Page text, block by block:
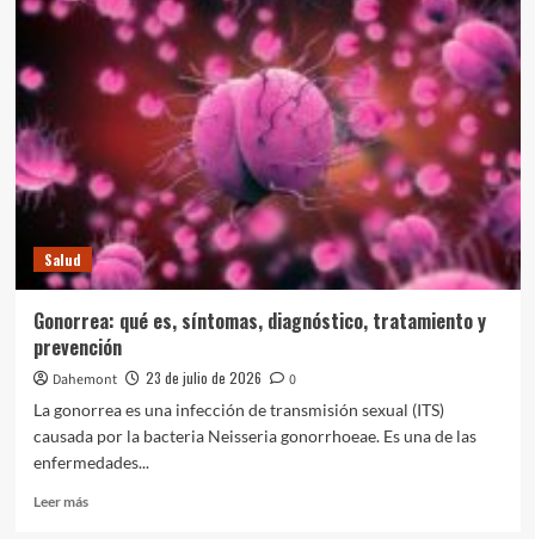
causas,
síntomas,
diagnóstico
tratamiento
Salud
Gonorrea: qué es, síntomas, diagnóstico, tratamiento y
prevención
Dahemont 23 de julio de 2026
0
La gonorrea es una infección de transmisión sexual (ITS)
causada por la bacteria Neisseria gonorrhoeae. Es una de las
enfermedades...
Leer másLeer